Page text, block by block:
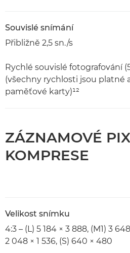
Souvislé snímání
Přibližně 2,5 sn./s
Rychlé souvislé fotografování
(všechny rychlosti jsou platné
paměťové karty)¹²
ZÁZNAMOVÉ
KOMPRESE
Velikost snímku
4:3 – (L) 5 184 × 3 888, (M1) 3
2 048 × 1 536, (S) 640 × 480